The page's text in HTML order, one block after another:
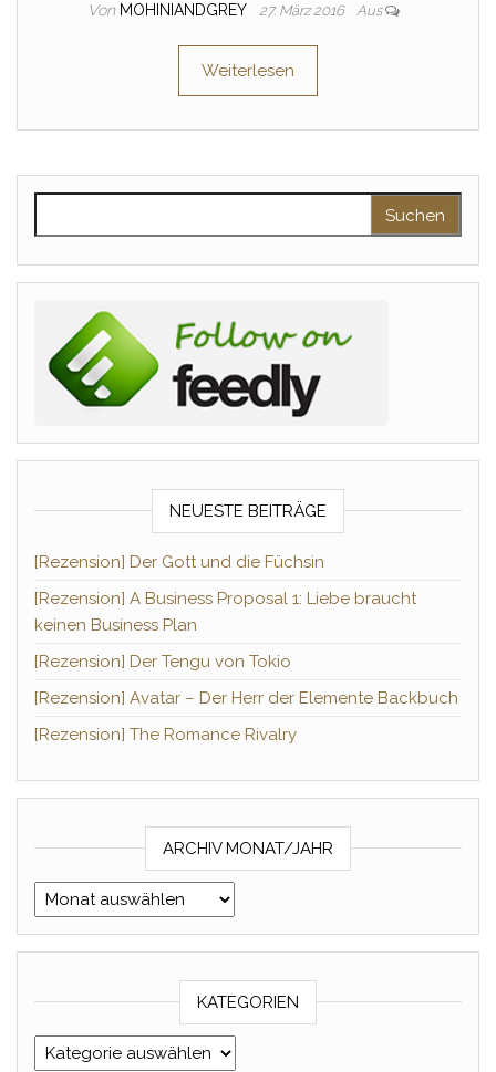
Von MOHINIANDGREY 27. März 2016 Aus
Weiterlesen
NEUESTE BEITRÄGE
[Rezension] Der Gott und die Füchsin
[Rezension] A Business Proposal 1: Liebe braucht
keinen Business Plan
[Rezension] Der Tengu von Tokio
[Rezension] Avatar – Der Herr der Elemente Backbuch
[Rezension] The Romance Rivalry
ARCHIV MONAT/JAHR
Archiv Monat/Jahr
KATEGORIEN
Kategorien